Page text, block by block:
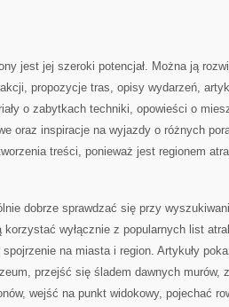
jest jej szeroki potencjał. Można ją
propozycje tras, opisy wydarzeń,
o zabytkach techniki, opowieści o
oraz inspiracje na wyjazdy o różnych
treści, ponieważ jest regionem
dobrze sprawdzać się przy
korzystać wyłącznie z popularnych list
spojrzenie na miasta i region. Artykuły
przejść się śladem dawnych murów,
wejść na punkt widokowy, pojechać